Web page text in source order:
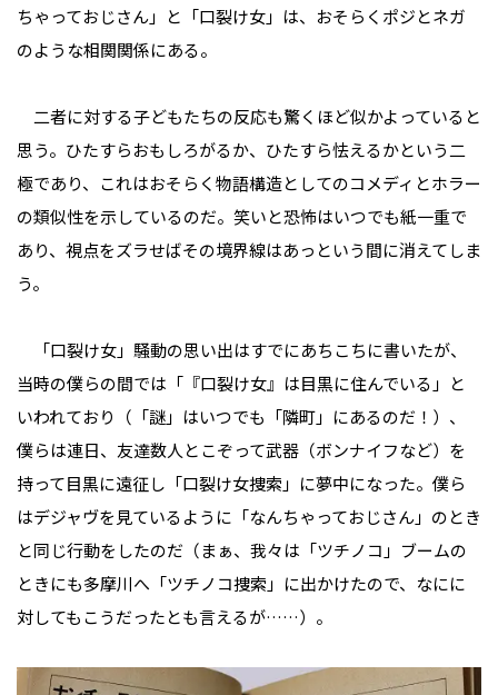
ちゃっておじさん」と「口裂け女」は、おそらくポジとネガ
のような相関関係にある。
二者に対する子どもたちの反応も驚くほど似かよっていると
思う。ひたすらおもしろがるか、ひたすら怯えるかという二
極であり、これはおそらく物語構造としてのコメディとホラー
の類似性を示しているのだ。笑いと恐怖はいつでも紙一重で
あり、視点をズラせばその境界線はあっという間に消えてしま
う。
「口裂け女」騒動の思い出はすでにあちこちに書いたが、
当時の僕らの間では「『口裂け女』は目黒に住んでいる」と
いわれており（「謎」はいつでも「隣町」にあるのだ！）、
僕らは連日、友達数人とこぞって武器（ボンナイフなど）を
持って目黒に遠征し「口裂け女捜索」に夢中になった。僕ら
はデジャヴを見ているように「なんちゃっておじさん」のとき
と同じ行動をしたのだ（まぁ、我々は「ツチノコ」ブームの
ときにも多摩川へ「ツチノコ捜索」に出かけたので、なにに
対してもこうだったとも言えるが……）。